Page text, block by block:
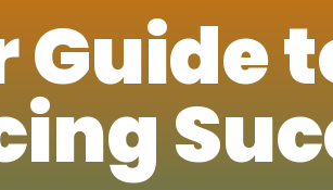
Guide